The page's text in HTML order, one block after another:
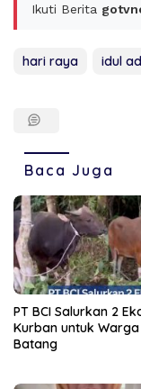
Ikuti Berita
hari raya idul
Baca Juga
PT BCI Salurkan 2
Kurban untuk
Batang